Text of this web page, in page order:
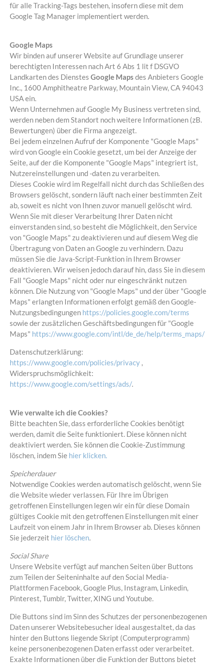
für alle Tracking-Tags bestehen, insofern diese mit dem
Google Tag Manager implementiert werden.
Google Maps
Wir binden auf unserer Website auf Grundlage unserer
berechtigten Interessen nach Art 6 Abs 1 lit f DSGVO
Landkarten des DienstesGoogle Maps des Anbieters Google
Inc., 1600 Amphitheatre Parkway, Mountain View, CA 94043
USA ein.
Wenn Unternehmen auf Google My Business vertreten sind,
werden neben dem Standort noch weitere Informationen (zB.
Bewertungen) über die Firma angezeigt.
Bei jedem einzelnen Aufruf der Komponente "Google Maps"
wird von Google ein Cookie gesetzt, um bei der Anzeige der
Seite, auf der die Komponente "Google Maps" integriert ist,
Nutzereinstellungen und -daten zu verarbeiten.
Dieses Cookie wird im Regelfall nicht durch das Schließen des
Browsers gelöscht, sondern läuft nach einer bestimmten Zeit
ab, soweit es nicht von Ihnen zuvor manuell gelöscht wird.
Wenn Sie mit dieser Verarbeitung Ihrer Daten nicht
einverstanden sind, so besteht die Möglichkeit, den Service
von "Google Maps" zu deaktivieren und auf diesem Weg die
Übertragung von Daten an Google zu verhindern. Dazu
müssen Sie die Java-Script-Funktion in Ihrem Browser
deaktivieren. Wir weisen jedoch darauf hin, dass Sie in diesem
Fall "Google Maps" nicht oder nur eingeschränkt nutzen
können. Die Nutzung von "Google Maps" und der über "Google
Maps" erlangten Informationen erfolgt gemäß den Google-
Nutzungsbedingungen https://policies.google.com/terms
sowie der zusätzlichen Geschäftsbedingungen für "Google
Maps" https://www.google.com/intl/de_de/help/terms_maps/
Datenschutzerklärung:
https://www.google.com/policies/privacy
Widerspruchsmöglichkeit:
https://www.google.com/settings/ads/.
Wie verwalte ich die Cookies?
Bitte beachten Sie, dass erforderliche Cookies benötigt
werden, damit die Seite funktioniert. Diese können nicht
deaktiviert werden. Sie können die Cookie-Zustimmung
löschen, indem Sie hier klicken.
Speicherdauer
Notwendige Cookies werden automatisch gelöscht, wenn Sie
die Website wieder verlassen. Für Ihre im Übrigen
getroffenen Einstellungen legen wir ein für diese Domain
gültiges Cookie mit den getroffenen Einstellungen mit einer
Laufzeit von einem Jahr in Ihrem Browser ab. Dieses können
Sie jederzeit hier löschen
Social Share
Unsere Website verfügt auf manchen Seiten über Buttons
zum Teilen der Seiteninhalte auf den Social Media-
Plattformen Facebook, Google Plus, Instagram, Linkedin,
Pinterest, Tumblr, Twitter, XING und Youtube.
Die Buttons sind im Sinn des Schutzes der personenbezogenen
Daten unserer Websitebesucher ideal ausgestaltet, da das
hinter den Buttons liegende Skript (Computerprogramm)
keine personenbezogenen Daten erfasst oder verarbeitet.
Exakte Informationen über die Funktion der Buttons bietet